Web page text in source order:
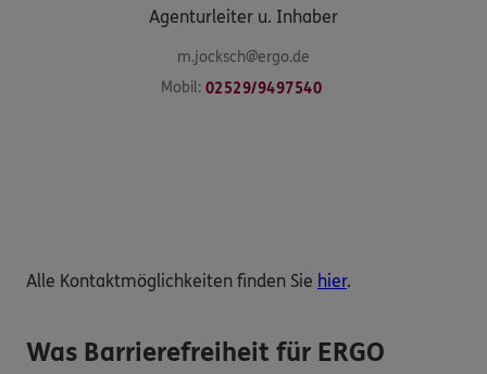
Agenturleiter u. Inhaber
m.jocksch@ergo.de
Mobil: 02529/9497540
Alle Kontaktmöglichkeiten finden Sie hier.
Was Barrierefreiheit für ERGO